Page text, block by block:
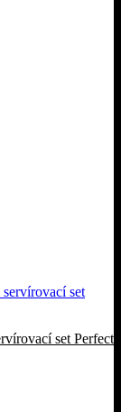
set Perfect